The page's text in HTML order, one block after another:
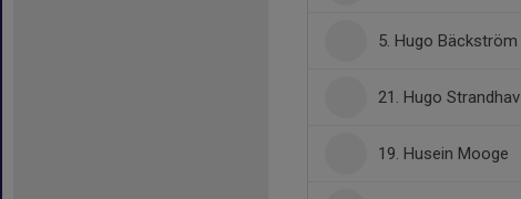
5. Hugo Bäckström
21. Hugo Strandhav
19. Husein Mooge